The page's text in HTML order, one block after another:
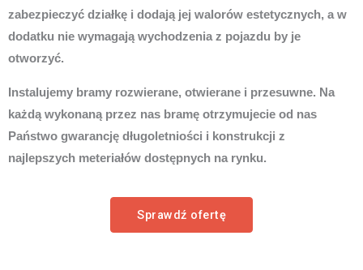
zabezpieczyć działkę i dodają jej walorów estetycznych, a w
dodatku nie wymagają wychodzenia z pojazdu by je
otworzyć.
Instalujemy bramy rozwierane, otwierane i przesuwne. Na
każdą wykonaną przez nas bramę otrzymujecie od nas
Państwo gwarancję długoletniości i konstrukcji z
najlepszych meteriałów dostępnych na rynku.
Sprawdź ofertę